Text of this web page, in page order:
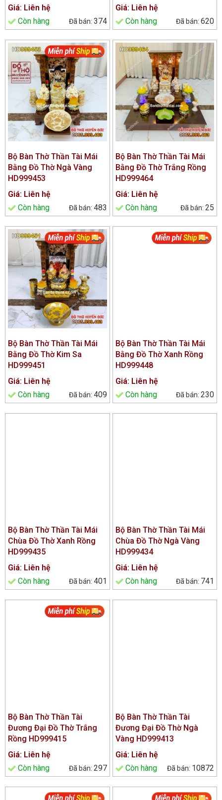
Giá: Liên hệ
Còn hàng
374
Giá: Liên hệ
Còn hàng
620
Bộ Bàn Thờ Thần Tài Mái
Bằng Đồ Thờ Ngà Vàng
HD999453
Giá: Liên hệ
Còn hàng
483
Bộ Bàn Thờ Thần Tài Mái
Bằng Đồ Thờ Trắng Rồng
HD999464
Giá: Liên hệ
Còn hàng
25
Bộ Bàn Thờ Thần Tài Mái
Bằng Đồ Thờ Kim Sa
HD999451
Giá: Liên hệ
Còn hàng
409
Bộ Bàn Thờ Thần Tài Mái
Bằng Đồ Thờ Xanh Rồng
HD999448
Giá: Liên hệ
Còn hàng
230
Bộ Bàn Thờ Thần Tài Mái
Chùa Đồ Thờ Xanh Rồng
HD999435
Giá: Liên hệ
Còn hàng
401
Bộ Bàn Thờ Thần Tài Mái
Chùa Đồ Thờ Ngà Vàng
HD999434
Giá: Liên hệ
Còn hàng
741
Bộ Bàn Thờ Thần Tài
Đương Đại Đồ Thờ Trắng
Rồng HD999415
Giá: Liên hệ
Còn hàng
297
Bộ Bàn Thờ Thần Tài
Đương Đại Đồ Thờ Ngà
Vàng HD999413
Giá: Liên hệ
Còn hàng
10872